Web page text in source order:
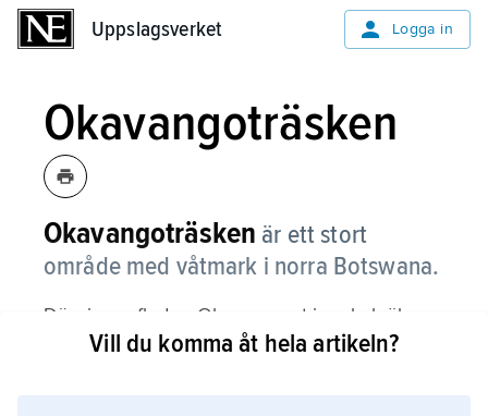
Uppslagsverket Logga in
Okavangoträsken
Okavangoträsken är ett stort
område med våtmark i norra Botswana.
Där rinner floden Okavango ut i en halvöken
och bildar ett enormt delta med mängder av
Vill du komma åt hela artikeln?